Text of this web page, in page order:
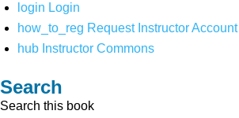
login Login
how_to_reg Request Instructor Account
hub Instructor Commons
Search
Search this book